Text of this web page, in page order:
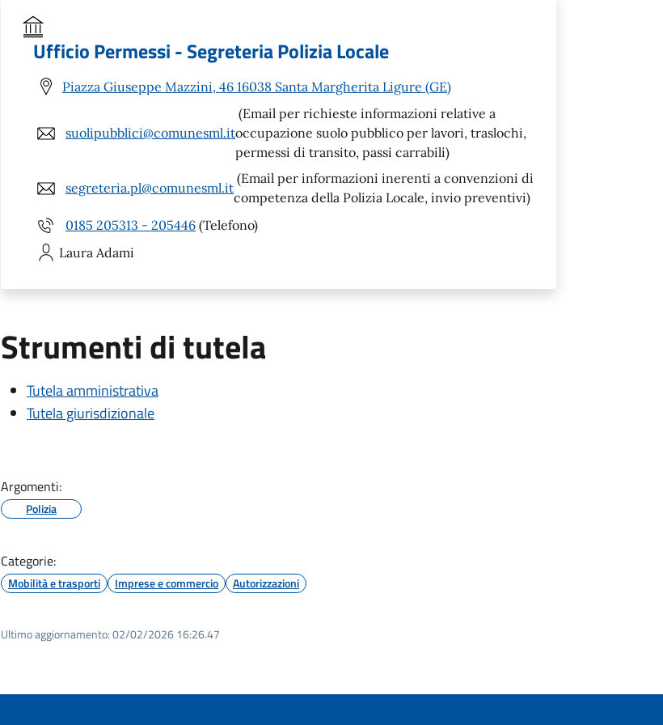
Ufficio Permessi - Segreteria Polizia Locale
Piazza Giuseppe Mazzini, 46 16038 Santa Margherita Ligure (GE)
suolipubblici@comunesml.it
(Email per richieste informazioni relative a
occupazione suolo pubblico per lavori, traslochi,
permessi di transito, passi carrabili)
segreteria.pl@comunesml.it
(Email per informazioni inerenti a convenzioni di
competenza della Polizia Locale, invio preventivi)
0185 205313 - 205446 (Telefono)
Laura Adami
Strumenti di tutela
Tutela amministrativa
Tutela giurisdizionale
Argomenti:
Polizia
Categorie:
Mobilità e trasporti Imprese e commercio Autorizzazioni
Ultimo aggiornamento:02/02/2026 16:26.47